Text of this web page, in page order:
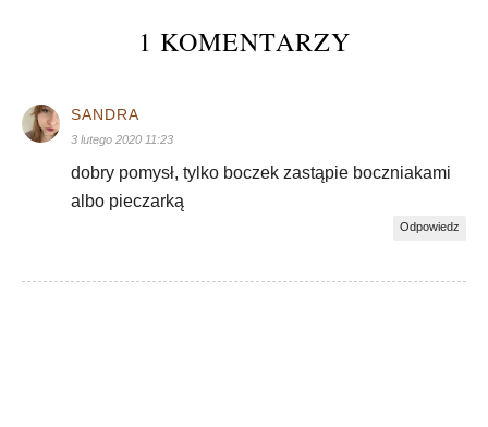
1 KOMENTARZY
SANDRA
3 lutego 2020 11:23
dobry pomysł, tylko boczek zastąpie boczniakami
albo pieczarką
Odpowiedz